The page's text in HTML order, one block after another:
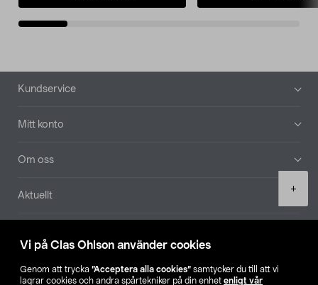
Vi på Clas Ohlson använder cookies
Genom att trycka ”Acceptera alla cookies” samtycker du till att vi
lagrar cookies och andra spårtekniker på din enhet enligt vår
+
Sidfot
Kundservice
Mitt konto
Om oss
Aktuellt
Hitta butik